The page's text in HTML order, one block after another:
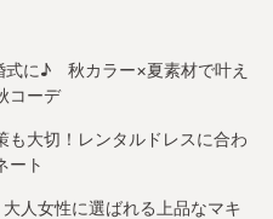
式に♪ 秋カラー×夏素材で叶え
コーデ
も大切！レンタルドレスに合わ
ート
人女性に選ばれる上品なマキ